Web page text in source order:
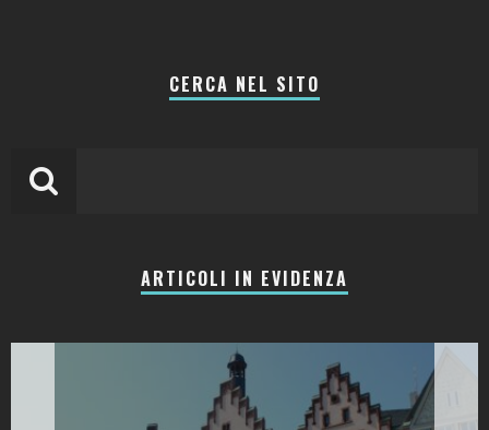
CERCA NEL SITO
ARTICOLI IN EVIDENZA